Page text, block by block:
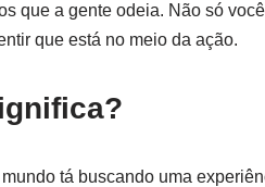
que a gente odeia. Não só
que está no meio da ação.
tá buscando uma